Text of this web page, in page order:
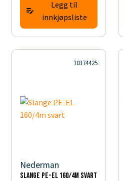
Legg til
innkjøpsliste
10374425
Nederman
Slange PE-EL 160/4m svart